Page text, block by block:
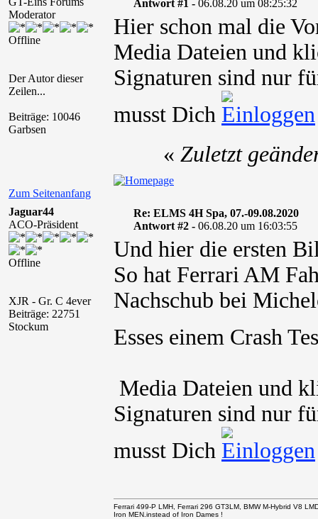
Moderator
Offline
Der Autor dieser
Zeilen...
Beiträge: 10046
Garbsen
Antwort #1 - 06.08.20 um 08:25:32
Hier schon mal die
Media Dateien und
Signaturen sind nur
musst Dich
Zum Seitenanfang
« Zuletzt
Jaguar44
ACO-Präsident
Offline
XJR - Gr. C 4ever
Beiträge: 22751
Stockum
Re: ELMS 4H Spa, 07.-09.08.2020
Antwort #2 - 06.08.20 um 16:03:55
Und hier die ersten
So hat Ferrari AM
Nachschub bei
Esses einem Crash
Media Dateien und
Signaturen sind nur
musst Dich
Ferrari 499-P LMH, Ferrari 296 GT3LM, BMW M-Hybrid V8
Iron MEN.instead of Iron Dames !